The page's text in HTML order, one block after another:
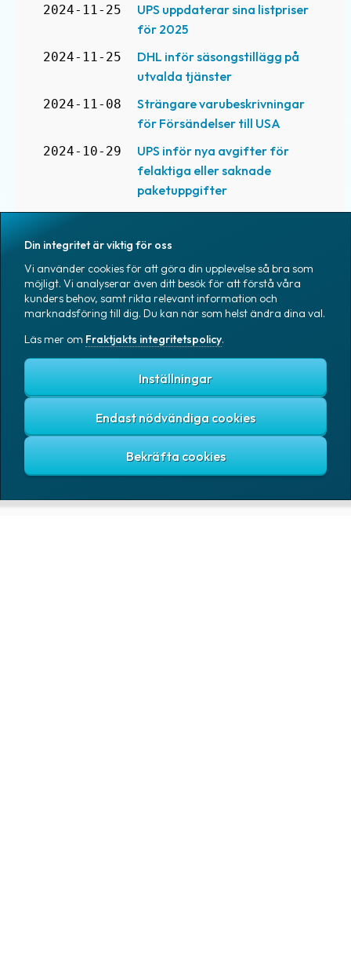
2024-11-25
UPS uppdaterar sina listpriser
för 2025
2024-11-25
DHL inför säsongstillägg på
utvalda tjänster
2024-11-08
Strängare varubeskrivningar
för Försändelser till USA
2024-10-29
UPS inför nya avgifter för
felaktiga eller saknade
paketuppgifter
2024-10-10 EU:s Nya Lagstiftning: En
2024-10-03 Deutsche Bahn AG godkänner
försäljning av DB Schenker till
DSV
1
Din integritet är viktig för oss
Vi använder cookies för att göra din upplevelse så bra som
möjligt. Vi analyserar även ditt besök för att förstå våra
kunders behov, samt rikta relevant information och
marknadsföring till dig. Du kan när som helst ändra dina val.
Läs mer om Fraktjakts integritetspolicy.
Inställningar
Endast nödvändiga cookies